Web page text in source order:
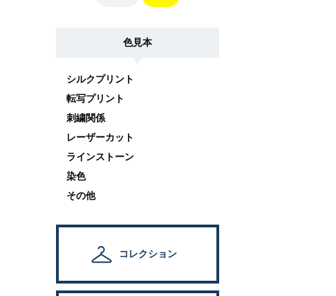
色見本
シルクプリント
転写プリント
刺繍関係
レーザーカット
ラインストーン
染色
その他
コレクション